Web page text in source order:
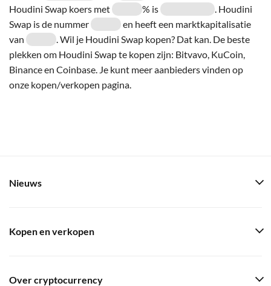
Houdini Swap koers met
% is
. Houdini
Swap is de nummer
en heeft een marktkapitalisatie
van
. Wil je Houdini Swap kopen? Dat kan. De beste
plekken om Houdini Swap te kopen zijn: Bitvavo, KuCoin,
Binance en Coinbase. Je kunt meer aanbieders vinden op
onze kopen/verkopen pagina.
Nieuws
Kopen en verkopen
Over cryptocurrency